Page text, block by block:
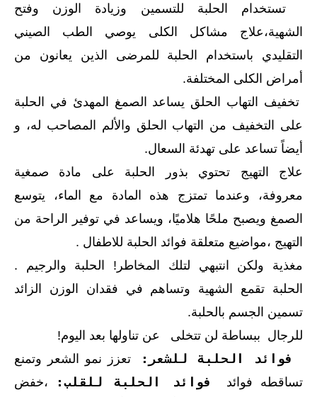
تستخدام الحلبة للتسمين وزيادة الوزن وفتح
الشهية،علاج مشاكل الكلى يوصي الطب الصيني
التقليدي باستخدام الحلبة للمرضى الذين يعانون من
أمراض الكلى المختلفة.
تخفيف التهاب الحلق يساعد الصمغ المهدئ في الحلبة
على التخفيف من التهاب الحلق والألم المصاحب له، و
أيضاً تساعد على تهدئة السعال.
علاج التهيج تحتوي بذور الحلبة على مادة صمغية
معروفة، وعندما تمتزج هذه المادة مع الماء، يتوسع
الصمغ ويصبح ملحًا هلاميًا، ويساعد في توفير الراحة من
التهيج ،مواضيع متعلقة فوائد الحلبة للاطفال .
مغذية ولكن انتبهي لتلك المخاطر! الحلبة والرجيم .
الحلبة تقمع الشهية وتساهم في فقدان الوزن الزائد
تسمين الجسم بالحلبة.
للرجال ببساطة لن تتخلى عن تناولها بعد اليوم!
فوائد الحلبة للشعر:
تعزز نمو الشعر وتمنع
تساقطه فوائد
فوائد الحلبة للقلب:
،خفض